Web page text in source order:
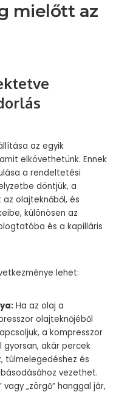
mielőtt az
az egyik
elkövethetünk. Ennek
a rendeltetési
döntjük, a
olajteknőből, és
különösen az
és a kapilláris
lehet:
Ha az olaj a
olajteknőjéből
a kompresszor
gyorsan, akár percek
túlmelegedéshez és
vezethet.
„zörgő” hanggal jár,